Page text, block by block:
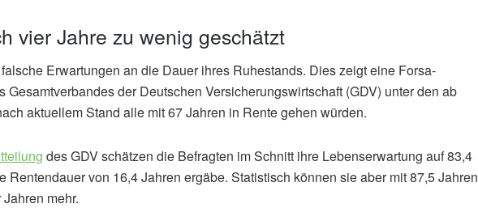
vier Jahre zu wenig geschätzt
Erwartungen an die Dauer ihres Ruhestands. Dies zeigt eine Forsa-
Gesamtverbandes der Deutschen Versicherungswirtschaft (GDV) unter den ab
aktuellem Stand alle mit 67 Jahren in Rente gehen würden.
des GDV schätzen die Befragten im Schnitt ihre Lebenserwartung auf 83,4
Rentendauer von 16,4 Jahren ergäbe. Statistisch können sie aber mit 87,5 Jahren
mehr.